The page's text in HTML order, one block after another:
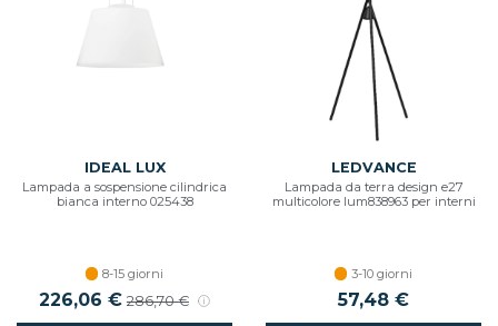
IDEAL LUX
Lampada a sospensione cilindrica
bianca interno 025438
8-15 giorni
226,06 € 286,70 €
LEDVANCE
Lampada da terra design e27
multicolore lum838963 per interni
3-10 giorni
57,48 €